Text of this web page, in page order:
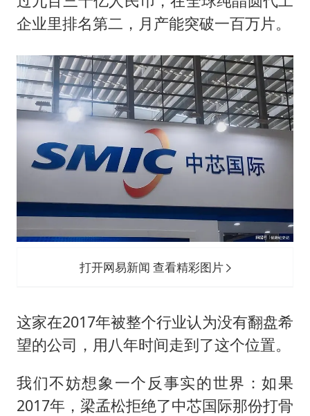
企业里排名第二，月产能突破一百万片。
打开网易新闻 查看精彩图片
这家在2017年被整个行业认为没有翻盘希
望的公司，用八年时间走到了这个位置。
我们不妨想象一个反事实的世界：如果
2017年，梁孟松拒绝了中芯国际那份打骨